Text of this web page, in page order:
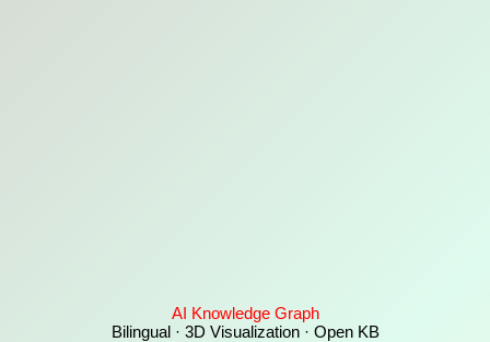
AI Knowledge Graph
Bilingual · 3D Visualization · Open KB